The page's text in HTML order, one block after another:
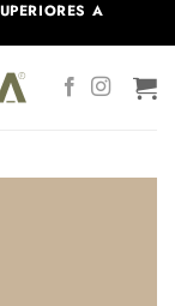
A